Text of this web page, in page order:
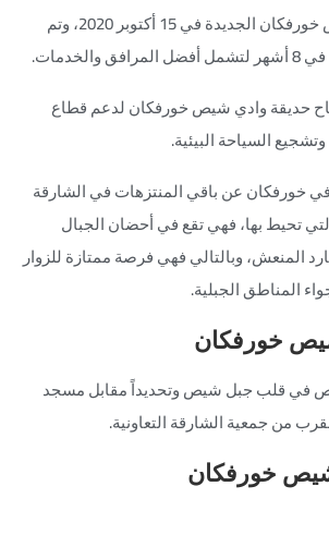
تم افتتاح حديقة شيص خورفكان الجديدة في 15 أكتوبر 2020، وتم
حديقة وادي شيص خورفكان لدعم قطاع
السياحة البيئية.
خورفكان عن باقي المنتزهات في الشارقة
تحيط بها، فهي تقع في أحضان الجبال
المنعش، وبالتالي فهي فرصة ممتازة للزوار
المناطق الجبلية.
خورفكان
في قلب جبل شيص وتحديداً مقابل مسجد
من جمعية الشارقة التعاونية.
خورفكان